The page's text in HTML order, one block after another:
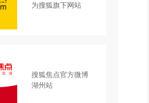
为搜狐旗下网站
搜狐焦点官方微博
湖州站